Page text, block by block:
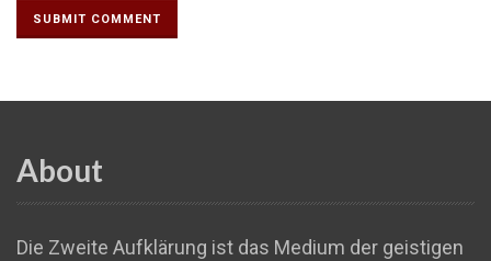
About
Die Zweite Aufklärung ist das Medium der geistigen